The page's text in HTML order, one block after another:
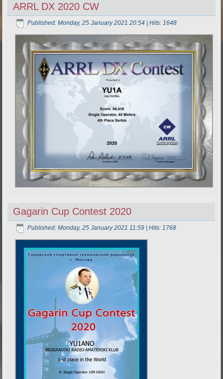
ARRL DX 2020 CW
Published: Monday, 25 January 2021 20:54 | Hits: 1648
Gagarin Cup Contest 2020
Published: Monday, 25 January 2021 11:59 | Hits: 1768